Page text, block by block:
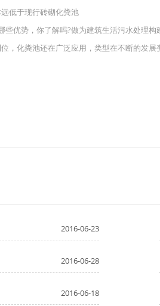
低于现行砖砌化粪池
优势，你了解吗?做为建筑生活污水处理构
，化粪池还在广泛应用，类型在不断的发展
2016-06-23
2016-06-28
2016-06-18